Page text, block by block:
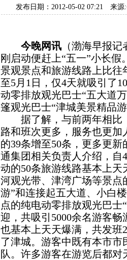
发布日期：2012-05-02 07:21
今晚网讯 （渤海早报
刚启动便赶上“五一”小长
景观景点和旅游线路上比往
至5月1日，仅4天就吸引了
动零排放观光巴士“五大道
篷观光巴士“津城美景精品
据了解，与前两年相比
路和班次更多，服务也更
的39条增至50条，更多更
通集团相关负责人介绍，自
动的50条旅游线路基本上
河观光带、津湾广场等景点
游”和连接起五大道、小白
点的纯电动零排放观光巴
迎，共吸引5000余名游客
也基本上天天爆满，共发班
了津城。游客中既有本市
队。许多游客在游览后都